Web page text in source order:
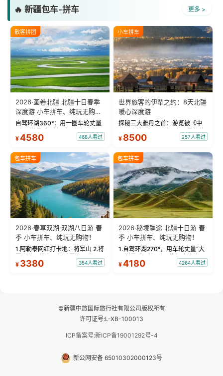
🔥 新疆包车-拼车 更多 >
散客拼团
2026·画卷北疆 北疆十日春季
深度游 小车拼车、纯玩无购
物！
自驾环湖360°：用一圈车轮丈量
“大西洋最后一滴眼泪”的极致蔚
蓝。 赛湖旅拍：甄选多款风格服
绝美瞬间。 赛湖坦克300跟车视
频：专业摄影师...
¥4580 468人看过
小车拼车
世界旅客的伊犁之约：8天北疆
暖心深度游
探秘三大雅丹之首：游览被《中
国国家地理》评选为“中国最美的
三大雅丹”第一名的克拉玛依魔鬼
瓦人最大村落——禾木村，欣赏
晨雾与小木...
¥ 8500 257人看过
包车拼车
2026·春享双湖 双湖八日游 春
季 小车拼车、纯玩无购物！
1.阿勒泰网红打卡地：将军山 2.将
军山落日缆车，体验雪都风光 3.
将军山，夕阳派对，蹦迪party 4.
¥ 3380 354人看过
包车拼车
2026·秘境疆途 北疆十日游 春
季 小车拼车、纯玩无购物！
1.自驾环湖270°，用车轮丈量“大
西洋最后一滴眼泪”的极致蔚蓝，
让雪山、花海与深邃湖水在转弯
¥4180 4264人看过
©新疆中旅国际旅行社有限公司版权所有
许可证号:L-XB-100013
ICP备案号:新ICP备19001292号-4
新公网安备 65010302000123号